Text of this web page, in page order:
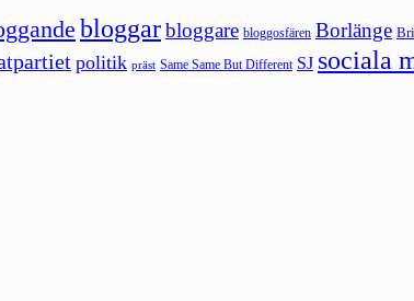
bloggarbloggare bloggosfären Borlänge
politik präst Same Same But Different SJ sociala